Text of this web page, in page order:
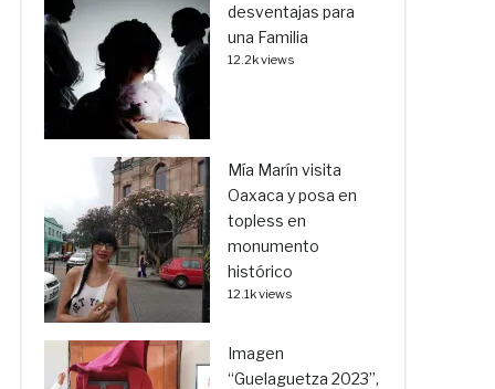
desventajas para
una Familia
12.2k views
Mía Marín visita
Oaxaca y posa en
topless en
monumento
histórico
12.1k views
Imagen
“Guelaguetza 2023”,